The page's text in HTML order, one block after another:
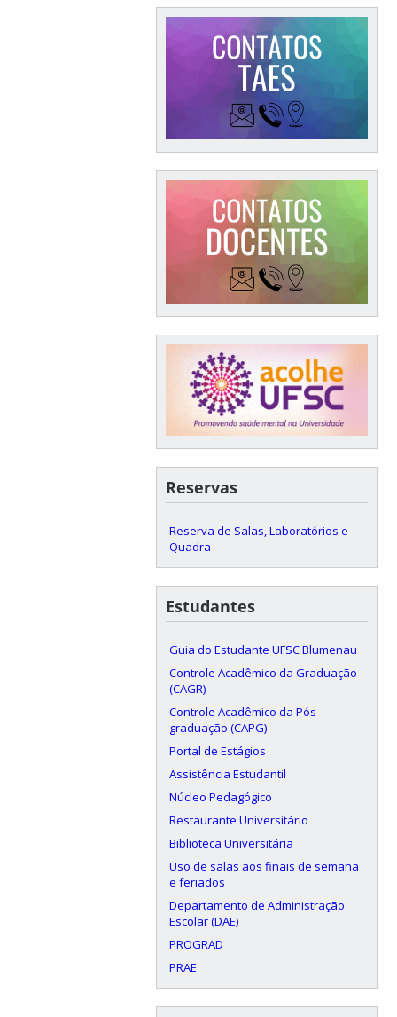
Reservas
Reserva de Salas, Laboratórios e
Quadra
Estudantes
Guia do Estudante UFSC Blumenau
Controle Acadêmico da Graduação
(CAGR)
Controle Acadêmico da Pós-
graduação (CAPG)
Portal de Estágios
Assistência Estudantil
Núcleo Pedagógico
Restaurante Universitário
Biblioteca Universitária
Uso de salas aos finais de semana
e feriados
Departamento de Administração
Escolar (DAE)
PROGRAD
PRAE